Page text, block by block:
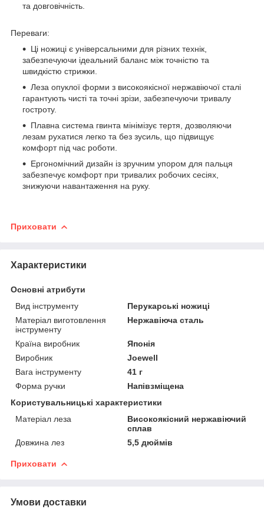
та довговічність.
Переваги:
Ці ножиці є універсальними для різних технік,
забезпечуючи ідеальний баланс між точністю та
швидкістю стрижки.
Леза опуклої форми з високоякісної нержавіючої сталі
гарантують чисті та точні зрізи, забезпечуючи тривалу
гостроту.
Плавна система гвинта мінімізує тертя, дозволяючи
лезам рухатися легко та без зусиль, що підвищує
комфорт під час роботи.
Ергономічний дизайн із зручним упором для пальця
забезпечує комфорт при тривалих робочих сесіях,
знижуючи навантаження на руку.
Приховати
Характеристики
Основні атрибути
Вид інструменту
Перукарські ножиці
Матеріал виготовлення
інструменту
Нержавіюча сталь
Країна виробник
Японія
Виробник
Joewell
Вага інструменту
41 г
Форма ручки
Напівзміщена
Користувальницькі характеристики
Матеріал леза
Високоякісний нержавіючий
сплав
Довжина лез
5,5 дюймів
Приховати
Умови доставки